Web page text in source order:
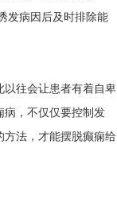
发病因后及时排除能
以往会让患者有着自卑
病，不仅仅要控制发
方法，才能摆脱癫痫给